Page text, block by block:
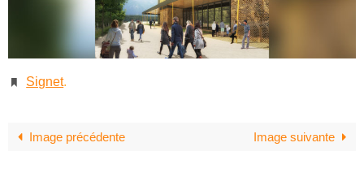
Signet.
Image précédente Image suivante